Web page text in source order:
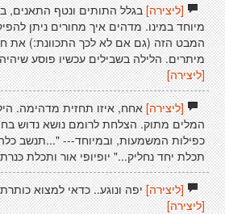
[ליצירה]בגלל התותים ונטף התאנים,
מיוחד במינו. מדהים איך מחורים ניתן
המבט הזה (גם אם לא לכך התכוונת:) את
מיתרים. הלילה בשבילים עכשיו פוסע
[ליצירה]
[ליצירה]אחח, איזו תחזית מדהימה.
המלים מתוק. הצלחת לרומם נושא נדוש
כפילות המשמעות, ובמיוחד--- "...תנשב
תכלת יחד נחליק..." יופיופי אור ותכלת
[ליצירה]יפה ונוגע.. כדאי למצוא
[ליצירה]